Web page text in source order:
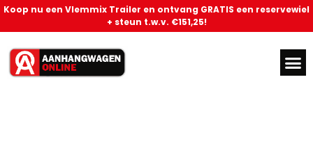
Koop nu een Vlemmix Trailer en ontvang GRATIS een reservewiel
+ steun t.w.v. €151,25!